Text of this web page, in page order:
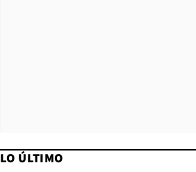
LO ÚLTIMO